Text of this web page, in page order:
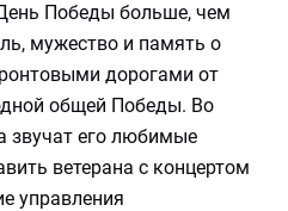
Победы больше, чем
мужество и память о
дорогами от
общей Победы. Во
звучат его любимые
ветерана с концертом
управления